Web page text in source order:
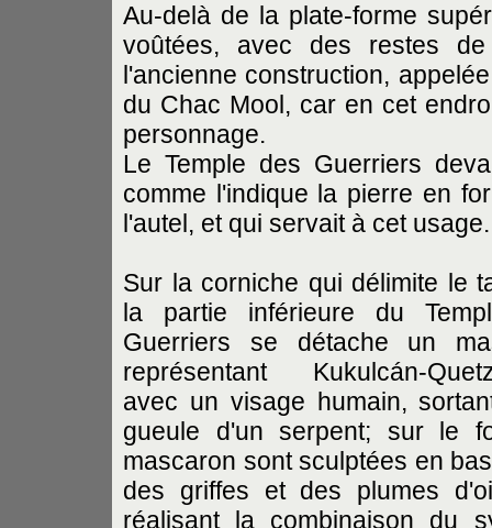
Au-delà de la plate-forme
voûtées, avec des restes
l'ancienne construction,
du Chac Mool, car en cet
personnage.
Le Temple des Guerriers
comme l'indique la pierre en
l'autel, et qui servait à cet usage.
Sur la corniche qui délimite le
la partie inférieure du
Guerriers se détache un
représentant Kukulcán-
avec un visage humain,
gueule d'un serpent; sur le
mascaron sont sculptées en
des griffes et des plumes
réalisant la combinaison du